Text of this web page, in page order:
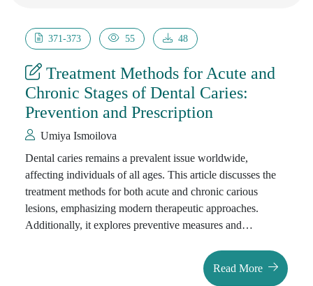
samaraliroq bo‘lib, opioidga bo‘lgan ehtiyojni pasaytiradi.
371-373 55 48
Treatment Methods for Acute and
Chronic Stages of Dental Caries:
Prevention and Prescription
Umiya Ismoilova
Dental caries remains a prevalent issue worldwide,
affecting individuals of all ages. This article discusses the
treatment methods for both acute and chronic carious
lesions, emphasizing modern therapeutic approaches.
Additionally, it explores preventive measures and
caries progression. The article also highlights the
importance of early diagnosis and patient education in
Read More